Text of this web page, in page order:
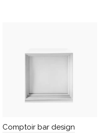
Comptoir bar design